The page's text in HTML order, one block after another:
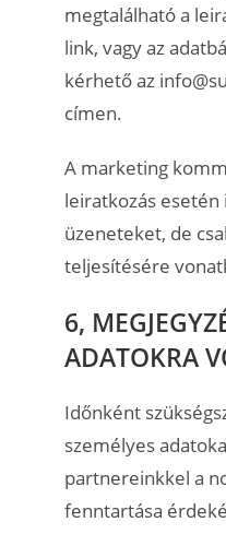
megtalálható a
link, vagy az
kérhető az
címen.
A marketing
leiratkozás
üzeneteket, de
teljesítésére
6,
ADATOKRA
Időnként
személyes
partnereinkkel a
fenntartása